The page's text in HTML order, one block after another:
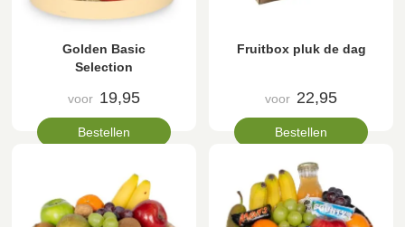
Golden Basic
Selection
voor 19,95
Bestellen
Fruitbox pluk de dag
voor 22,95
Bestellen